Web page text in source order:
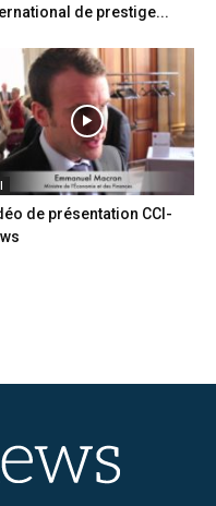
de prestige...
de présentation CCI-